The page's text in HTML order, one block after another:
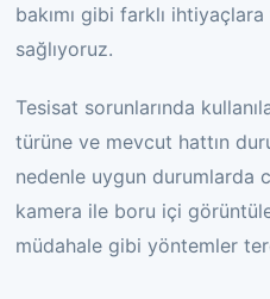
bakımı gibi farklı
sağlıyoruz.
Tesisat sorunlarında
türüne ve mevcut hattın
nedenle uygun durumlarda
kamera ile boru içi
müdahale gibi yöntemler